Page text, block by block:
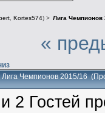
, Kortes574) > Лига Чемпионов
«
Лига Чемпионов 2015/16
2 Гостей